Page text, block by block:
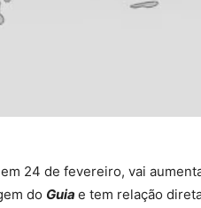
24 de fevereiro, vai
do Guia e tem relação